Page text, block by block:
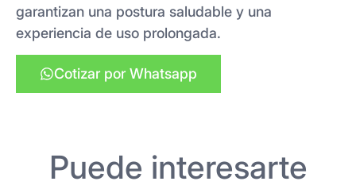
garantizan una postura saludable y una
experiencia de uso prolongada.
Cotizar por Whatsapp
Puede interesarte